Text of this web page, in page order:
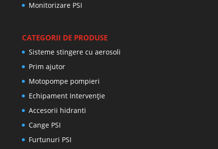
Monitorizare PSI
CATEGORII DE PRODUSE
Sisteme stingere cu aerosoli
Prim ajutor
Motopompe pompieri
Echipament Intervenție
Accesorii hidranti
Cange PSI
Furtunuri PSI